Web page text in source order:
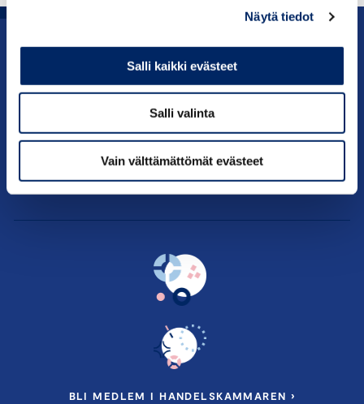
Näytä tiedot
Salli kaikki evästeet
Salli valinta
Vain välttämättömät evästeet
Påverkan
Om oss
Kontakt information
BLI MEDLEM I HANDELSKAMMAREN ›